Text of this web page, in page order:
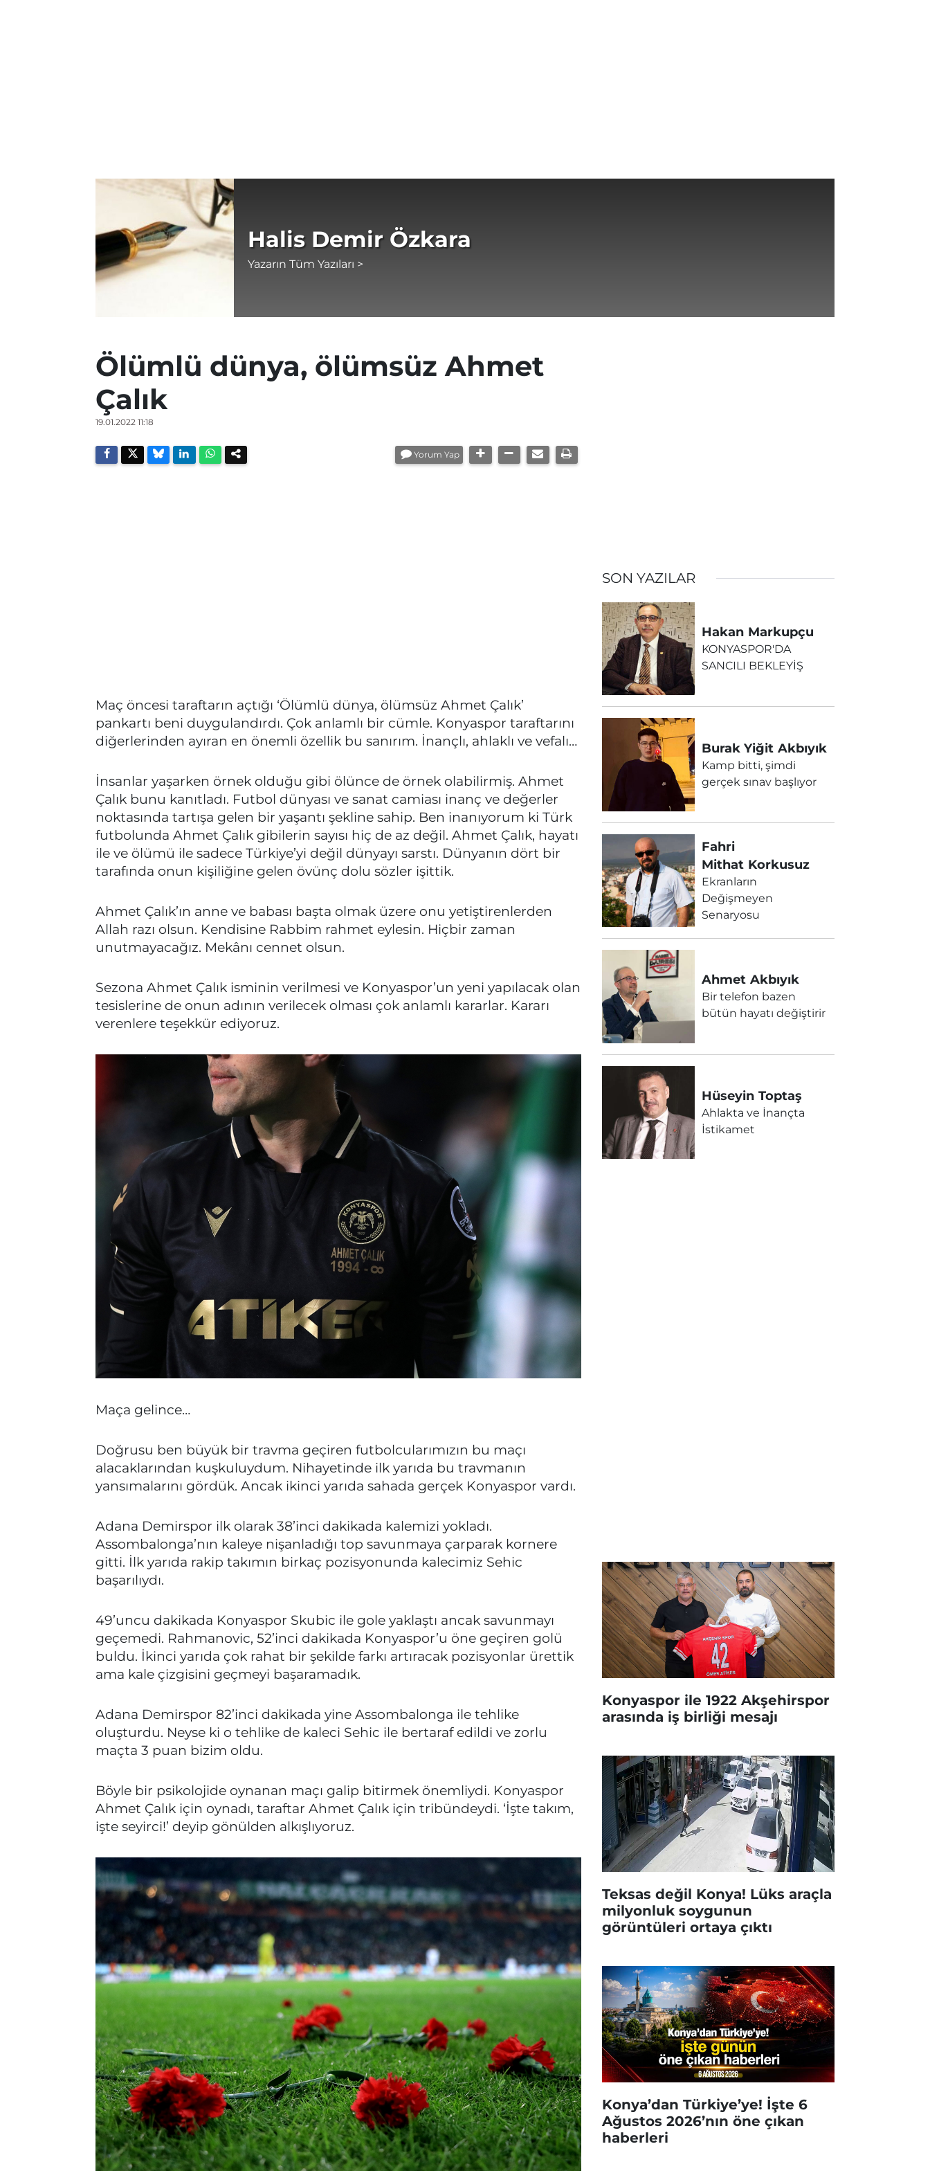
Halis Demir Özkara
Yazarın Tüm Yazıları >
Ölümlü dünya, ölümsüz Ahmet
Çalık
19.01.2022 11:18
Yorum Yap
Maç öncesi taraftarın açtığı ‘Ölümlü dünya, ölümsüz Ahmet Çalık’
pankartı beni duygulandırdı. Çok anlamlı bir cümle. Konyaspor taraftarını
diğerlerinden ayıran en önemli özellik bu sanırım. İnançlı, ahlaklı ve vefalı…
İnsanlar yaşarken örnek olduğu gibi ölünce de örnek olabilirmiş. Ahmet
Çalık bunu kanıtladı. Futbol dünyası ve sanat camiası inanç ve değerler
noktasında tartışa gelen bir yaşantı şekline sahip. Ben inanıyorum ki Türk
futbolunda Ahmet Çalık gibilerin sayısı hiç de az değil. Ahmet Çalık, hayatı
ile ve ölümü ile sadece Türkiye’yi değil dünyayı sarstı. Dünyanın dört bir
tarafında onun kişiliğine gelen övünç dolu sözler işittik.
Ahmet Çalık’ın anne ve babası başta olmak üzere onu yetiştirenlerden
Allah razı olsun. Kendisine Rabbim rahmet eylesin. Hiçbir zaman
unutmayacağız. Mekânı cennet olsun.
Sezona Ahmet Çalık isminin verilmesi ve Konyaspor’un yeni yapılacak olan
tesislerine de onun adının verilecek olması çok anlamlı kararlar. Kararı
verenlere teşekkür ediyoruz.
Maça gelince…
Doğrusu ben büyük bir travma geçiren futbolcularımızın bu maçı
alacaklarından kuşkuluydum. Nihayetinde ilk yarıda bu travmanın
yansımalarını gördük. Ancak ikinci yarıda sahada gerçek Konyaspor vardı.
Adana Demirspor ilk olarak 38’inci dakikada kalemizi yokladı.
Assombalonga’nın kaleye nişanladığı top savunmaya çarparak kornere
gitti. İlk yarıda rakip takımın birkaç pozisyonunda kalecimiz Sehic
başarılıydı.
49’uncu dakikada Konyaspor Skubic ile gole yaklaştı ancak savunmayı
geçemedi. Rahmanovic, 52’inci dakikada Konyaspor’u öne geçiren golü
buldu. İkinci yarıda çok rahat bir şekilde farkı artıracak pozisyonlar ürettik
ama kale çizgisini geçmeyi başaramadık.
Adana Demirspor 82’inci dakikada yine Assombalonga ile tehlike
oluşturdu. Neyse ki o tehlike de kaleci Sehic ile bertaraf edildi ve zorlu
maçta 3 puan bizim oldu.
Böyle bir psikolojide oynanan maçı galip bitirmek önemliydi. Konyaspor
Ahmet Çalık için oynadı, taraftar Ahmet Çalık için tribündeydi. ‘İşte takım,
işte seyirci!’ deyip gönülden alkışlıyoruz.
SON YAZILAR
Hakan Markupçu
KONYASPOR'DA
SANCILI BEKLEYİŞ
Burak Yiğit Akbıyık
Kamp bitti, şimdi
gerçek sınav başlıyor
Fahri
Mithat Korkusuz
Ekranların
Değişmeyen
Senaryosu
Ahmet Akbıyık
Bir telefon bazen
bütün hayatı değiştirir
Hüseyin Toptaş
Ahlakta ve İnançta
İstikamet
Konyaspor ile 1922 Akşehirspor
arasında iş birliği mesajı
Teksas değil Konya! Lüks araçla
milyonluk soygunun
görüntüleri ortaya çıktı
Konya’dan Türkiye’ye! İşte 6
Ağustos 2026’nın öne çıkan
haberleri